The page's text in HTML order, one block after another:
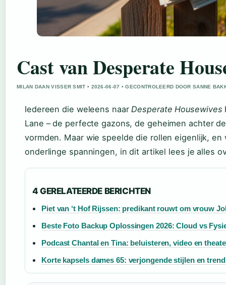
Cast van Desperate
MILAN DAAN VISSER SMIT • 2026-06-07 • GECONTROLEERD DOOR SANNE
Iedereen die weleens naarDesperate Housewives
Lane – de perfecte gazons, de geheimen achter
vormden. Maar wie speelde die rollen eigenlijk,
onderlinge spanningen, in dit artikel lees je alles
4 GERELATEERDE BERICHTEN
Piet van ‘t Hof Rijssen: predikant rouwt om vrouw
Beste Foto Backup Oplossingen 2026: Cloud vs
Podcast Chantal en Tina: beluisteren, video en
Korte kapsels dames 65: verjongende stijlen en